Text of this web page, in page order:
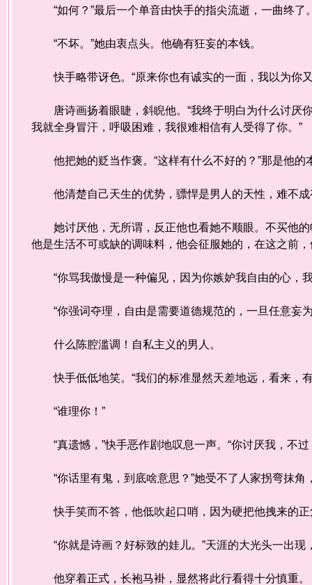
“如何？”最后一个单音由快手的指尖流逝，一曲终了
“不坏。”她由衷点头。他确有狂妄的本钱。
快手略带讶色。“原来你也有诚实的一面，我以为你
唐诗画扬着眼睫，斜睨他。“我终于明白为什么讨厌你
我就全身冒汗，呼吸困难，我很难相信有人受得了你。”
他把她的贬当作褒。“这样有什么不好的？”那是他的
他清楚自己天生的优势，骠悍是男人的天性，难不成
她讨厌他，无所谓，反正他也看她不顺眼。不买他的
他是生活不可或缺的调味料，他会征服她的，在这之前
“你骂我傲慢是一种偏见，因为你嫉妒我自由的心，
“你强词夺理，自由是需要道德规范的，一旦任意妄
什么陈腔滥调！自私主义的男人。
快手低低地笑。“我们的标准显然天差地远，看来，
“谁理你！”
“真遗憾，”快手恶作剧地叹息一声。“你讨厌我，不过
“你话里有鬼，到底啥意思？”她受不了人家拐弯抹角
快手笑而不答，他低吹起口哨，因为硬把他拽来的正
“你就是诗画？好标致的娃儿。”天涯的大光头一出现
他穿着正式，长袍马褂，显然将此行看得十分慎重。